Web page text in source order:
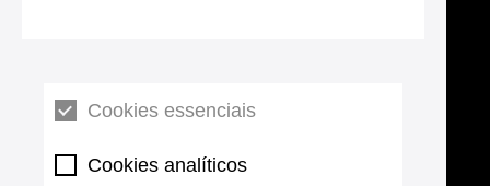
Cookies essenciais
Cookies analíticos